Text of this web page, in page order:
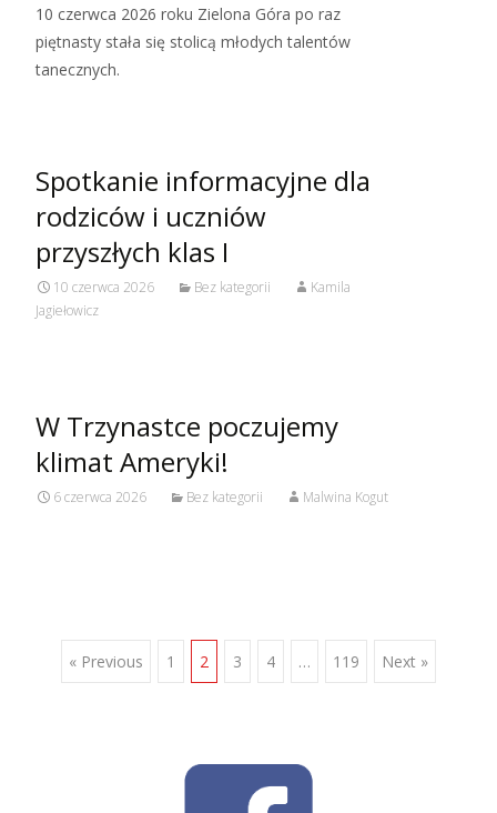
10 czerwca 2026 roku Zielona Góra po raz
piętnasty stała się stolicą młodych talentów
tanecznych.
Spotkanie informacyjne dla
rodziców i uczniów
przyszłych klas I
10 czerwca 2026 Bez kategorii
Kamila
Jagiełowicz
W Trzynastce poczujemy
klimat Ameryki!
6 czerwca 2026 Bez kategorii Malwina Kogut
Posts
« Previous 1 2 3 4 … 119 Next »